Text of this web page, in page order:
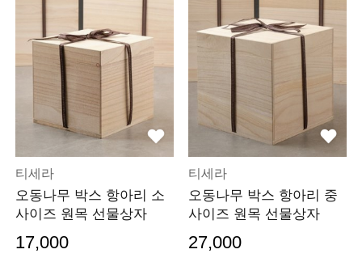
티세라
오동나무 박스 항아리 소
사이즈 원목 선물상자
17,000
티세라
오동나무 박스 항아리 중
사이즈 원목 선물상자
27,000